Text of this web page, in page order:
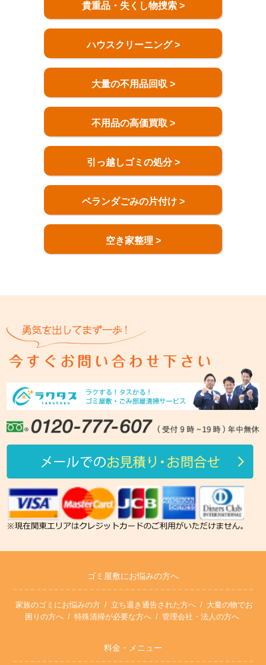
貴重品・失くし物捜索 >
ハウスクリーニング >
大量の不用品回収 >
不用品の高価買取 >
引っ越しゴミの処分 >
ベランダごみの片付け >
空き家整理 >
ゴミ屋敷にお悩みの方へ
家族のゴミにお悩みの方 立ち退き通告された方へ
大量の物でお
困りの方へ
特殊清掃が必要な方へ 管理会社・法人の方へ
料金・メニュー